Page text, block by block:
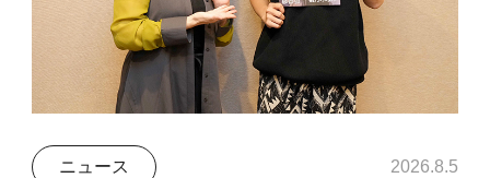
ニュース 2026.8.5